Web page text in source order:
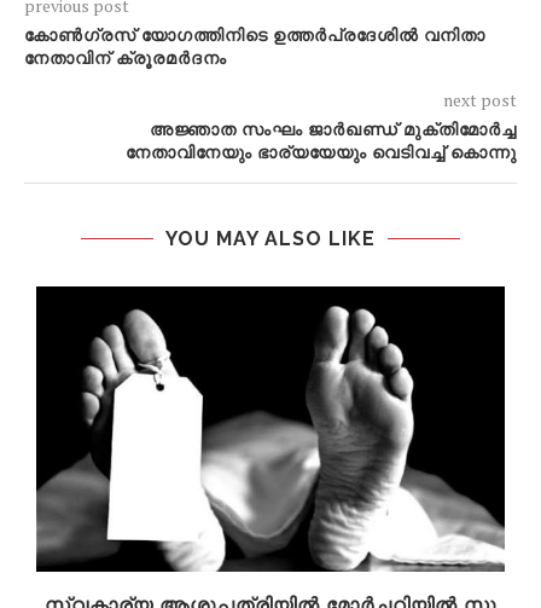
previous post
കോൺഗ്രസ് യോഗത്തിനിടെ ഉത്തർപ്രദേശിൽ വനിതാ
നേതാവിന് ക്രൂരമർദനം
next post
അജ്ഞാത സംഘം ജാർഖണ്ഡ് മുക്തിമോർച്ച
നേതാവിനേയും ഭാര്യയേയും വെടിവച്ച് കൊന്നു
YOU MAY ALSO LIKE